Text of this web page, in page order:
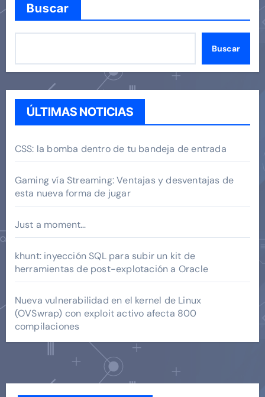
Buscar
Buscar
ÚLTIMAS NOTICIAS
CSS: la bomba dentro de tu bandeja de entrada
Gaming vía Streaming: Ventajas y desventajas de
esta nueva forma de jugar
Just a moment…
khunt: inyección SQL para subir un kit de
herramientas de post-explotación a Oracle
Nueva vulnerabilidad en el kernel de Linux
(OVSwrap) con exploit activo afecta 800
compilaciones